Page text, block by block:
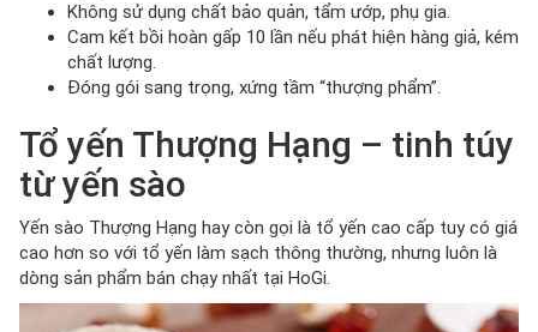
Không sử dụng chất bảo quản, tẩm ướp, phụ gia.
Cam kết bồi hoàn gấp 10 lần nếu phát hiện hàng giả, kém
chất lượng.
Đóng gói sang trọng, xứng tầm “thượng phẩm”.
Tổ yến Thượng Hạng – tinh túy
từ yến sào
Yến sào Thượng Hạng hay còn gọi là tổ yến cao cấp tuy có giá
cao hơn so với tổ yến làm sạch thông thường, nhưng luôn là
dòng sản phẩm bán chạy nhất tại HoGi.